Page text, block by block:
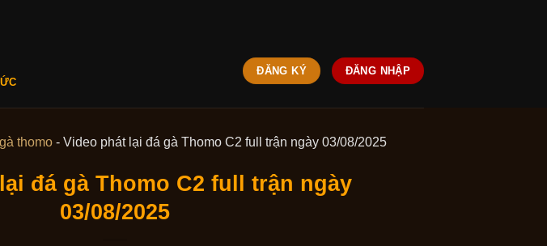
ĐĂNG KÝ ĐĂNG NHẬP
thomo - Video phát lại đá gà Thomo C2 full trận ngày 03/08/2025
đá gà Thomo C2 full trận ngày
03/08/2025